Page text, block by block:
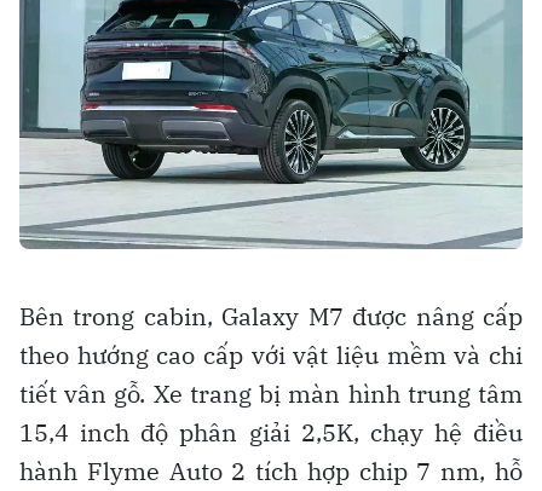
Bên trong cabin, Galaxy M7 được nâng cấp
theo hướng cao cấp với vật liệu mềm và chi
tiết vân gỗ. Xe trang bị màn hình trung tâm
15,4 inch độ phân giải 2,5K, chạy hệ điều
hành Flyme Auto 2 tích hợp chip 7 nm, hỗ